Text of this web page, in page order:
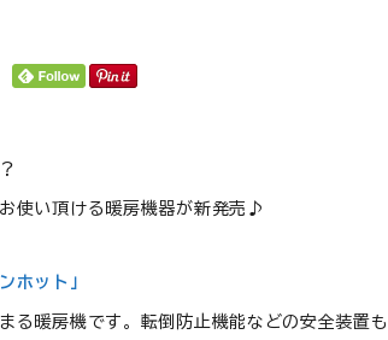
使い頂ける暖房機器が新発売♪
ンホット」
る暖房機です。転倒防止機能などの安全装置